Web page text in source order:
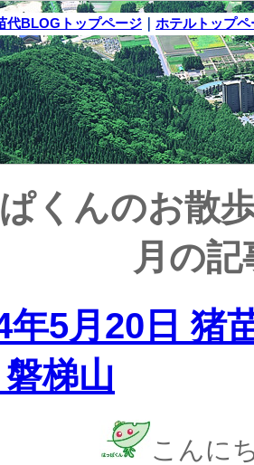
代BLOGトップページ ｜ ホテルトップペ
くんのお散
月の記
年5月20日 猪
梯山
こんに